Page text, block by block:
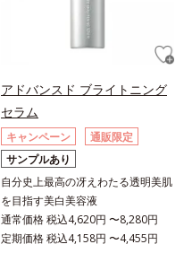
アドバンスド ブライトニング
セラム
キャンペーン
通販限定
サンプルあり
自分史上最高の冴えわたる透明美肌
を目指す美白美容液
通常価格 税込4,620円 〜8,280円
定期価格 税込4,158円 〜4,455円